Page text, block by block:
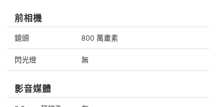
前相機
鏡頭 800 萬畫素
閃光燈 無
影音媒體